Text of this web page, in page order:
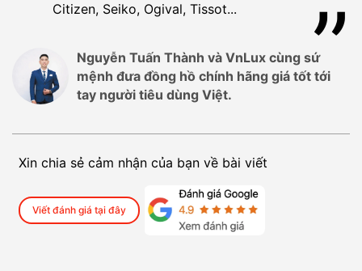
Citizen, Seiko, Ogival, Tissot...
Nguyễn Tuấn Thành và VnLux cùng sứ
mệnh đưa đồng hồ chính hãng giá tốt tới
tay người tiêu dùng Việt.
Xin chia sẻ cảm nhận của bạn về bài viết
Viết đánh giá tại đây